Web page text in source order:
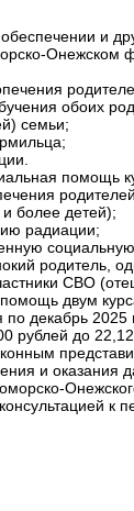
и
Онежском
обоих
семьи;
помощь
более детей);
радиации;
родитель,
СВО
двум
по декабрь
до
и оказания
консультацией